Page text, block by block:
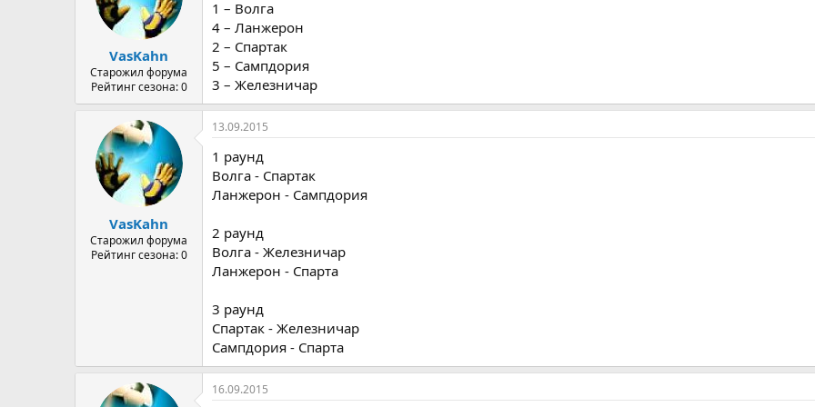
VasKahn
Старожил форума
Рейтинг сезона: 0
1 – Волга
4 – Ланжерон
2 – Спартак
5 – Сампдория
3 – Железничар
VasKahn
Старожил форума
Рейтинг сезона: 0
13.09.2015
1 раунд
Волга - Спартак
Ланжерон - Сампдория
2 раунд
Волга - Железничар
Ланжерон - Спарта
3 раунд
Спартак - Железничар
Сампдория - Спарта
16.09.2015